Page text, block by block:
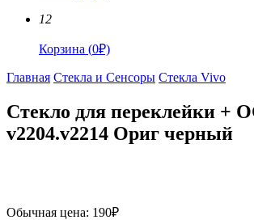
12
Корзина (0₽)
Главная Стекла и Сенсоры Стекла Vivo
Стекло для переклейки +
v2204.v2214 Ориг черный
Обычная цена: 190₽